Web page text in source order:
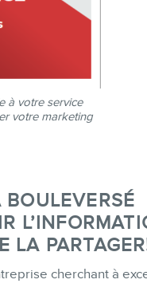
à votre service
votre marketing
LA
cherchant à